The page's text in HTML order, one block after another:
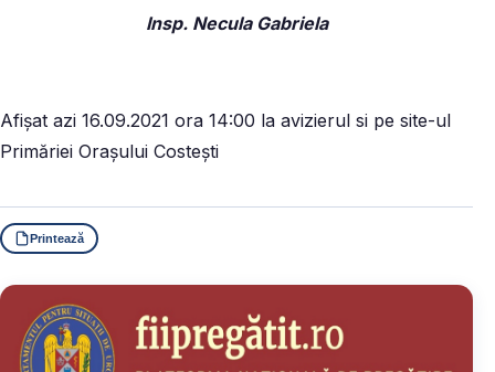
Insp. Necula Gabriela
Afișat azi 16.09.2021 ora 14:00 la avizierul si pe site-ul
Primăriei Orașului Costești
Printează